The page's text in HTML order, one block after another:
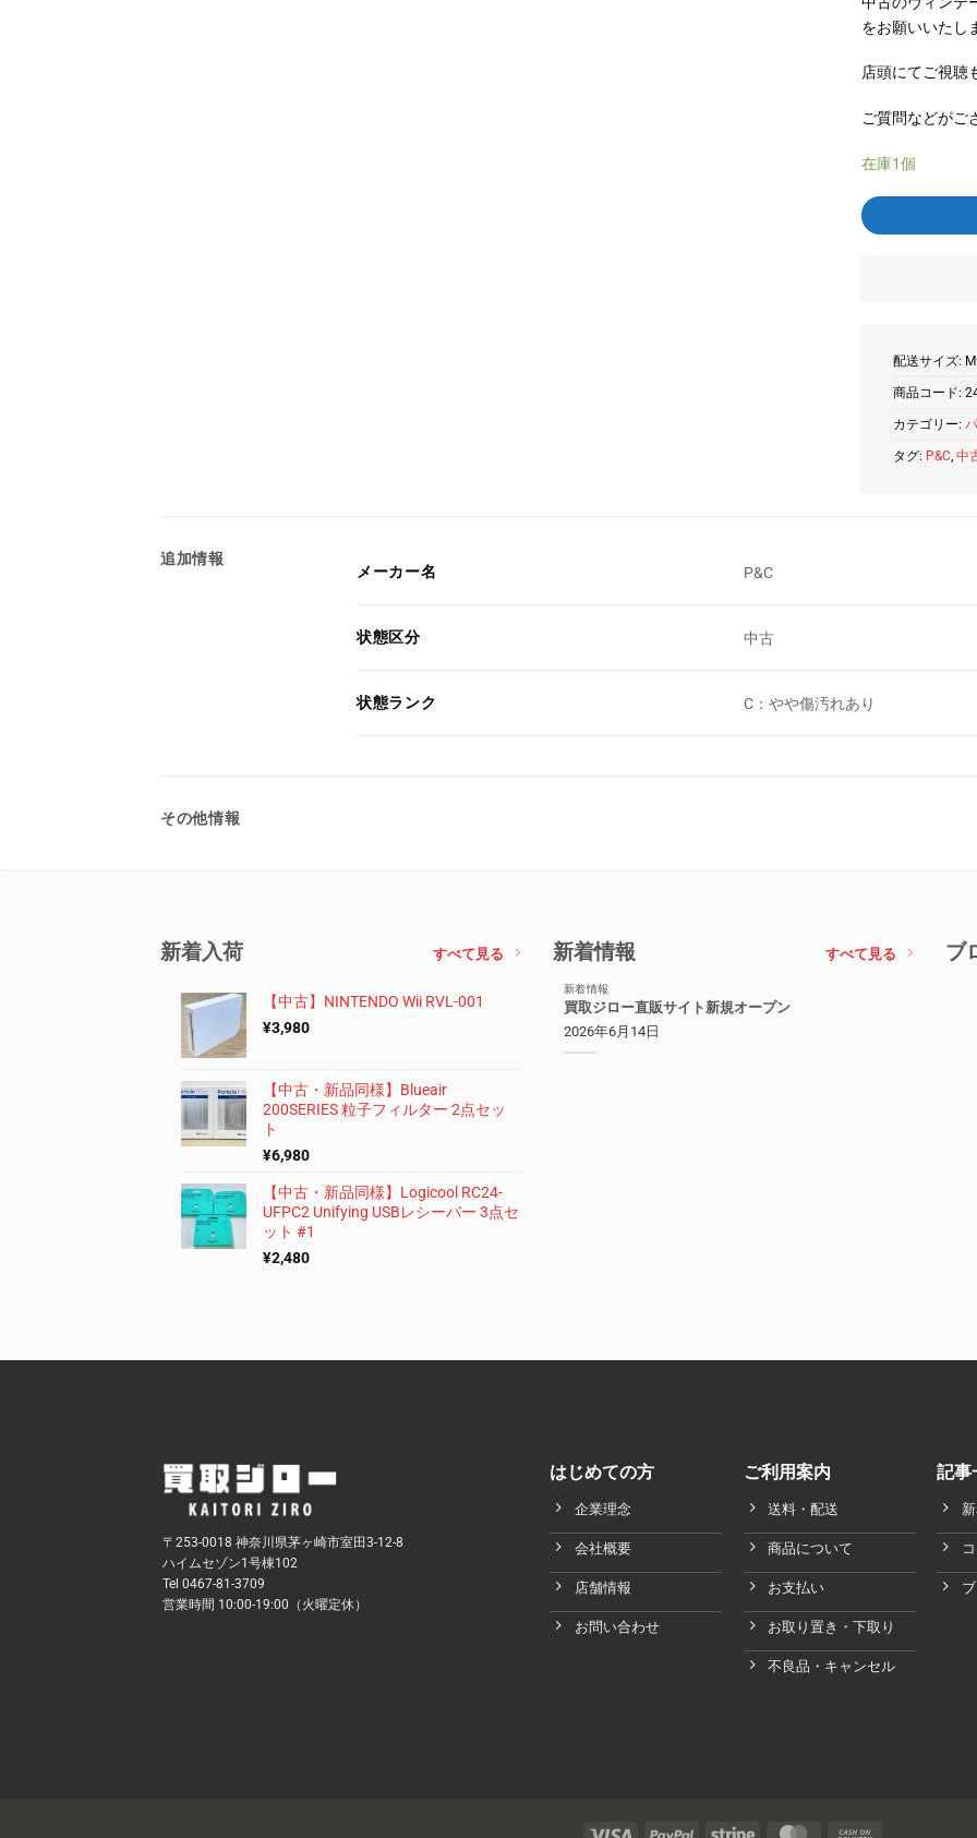
をお願いいたし
店頭にてご視聴
ご質問などがご
在庫1個
配送サイズ: M
商品コード:
カテゴリー:
タグ: P&C ,中
追加情報
メーカー名 P&C
状態区分 中古
状態ランク C：やや傷汚れあり
その他情報
新着入荷 すべて見る
【中古】NINTENDO Wii RVL-001
¥3,980
【中古・新品同様】Blueair
200SERIES 粒子フィルター 2点セッ
ト
¥6,980
【中古・新品同様】Logicool RC24-
UFPC2 Unifying USBレシーバー 3点セ
ット #1
¥2,480
新着情報 すべて見る
新着情報
買取ジロー直販サイト新規オープン
2026年6月14日
ブ
〒253-0018 神奈川県茅ヶ崎市室田3-12-8
ハイムセゾン1号棟102
Tel 0467-81-3709
営業時間 10:00-19:00（火曜定休）
はじめての方
企業理念
会社概要
店舗情報
お問い合わせ
ご利用案内
送料・配送
商品について
お支払い
お取り置き・下取り
不良品・キャンセル
記事
Visa PayPal Stripe MasterCard